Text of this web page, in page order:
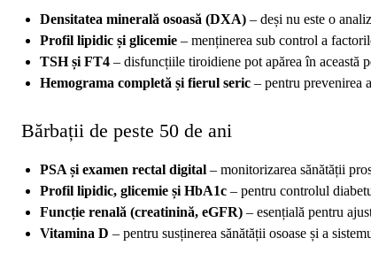
Densitatea minerală osoasă (DXA) – deși nu este o
Profil lipidic și glicemie – menținerea sub control a
TSH și FT4 – disfuncțiile tiroidiene pot apărea în această
Hemograma completă și fierul seric – pentru prevenirea
Bărbații de peste 50 de ani
PSA și examen rectal digital – monitorizarea sănătății
Profil lipidic, glicemie și HbA1c – pentru controlul
Funcție renală (creatinină, eGFR) – esențială pentru
Vitamina D – pentru susținerea sănătății osoase și a